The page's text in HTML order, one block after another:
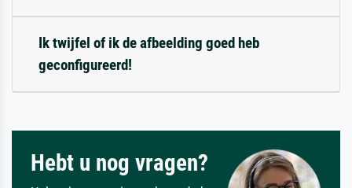
Ik twijfel of ik de afbeelding goed heb
geconfigureerd!
Hebt u nog vragen?